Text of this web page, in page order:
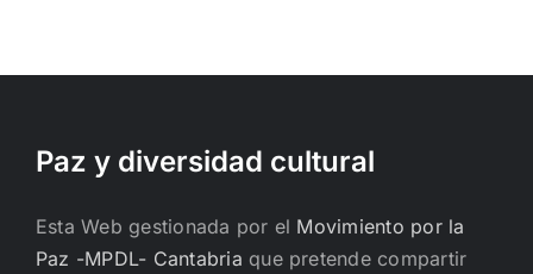
Paz y diversidad cultural
Esta Web gestionada por el Movimiento por la
Paz -MPDL- Cantabria que pretende compartir